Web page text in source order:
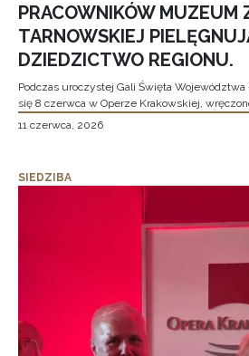
PRACOWNIKÓW MUZEUM
TARNOWSKIEJ
DZIEDZICTWO REGIONU.
Podczas uroczystej Gali Święta Województwa
się 8 czerwca w Operze Krakowskiej,
11 czerwca, 2026
SIEDZIBA